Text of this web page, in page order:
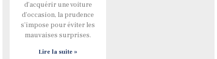
d'acquérir une voiture
d'occasion, la prudence
s'impose pour éviter les
mauvaises surprises.
Lire la suite »